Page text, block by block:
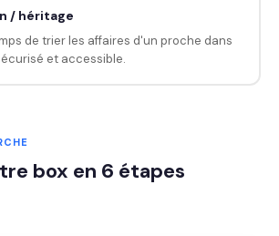
/ héritage
de trier les affaires d'un proche dans
et accessible.
box en 6 étapes